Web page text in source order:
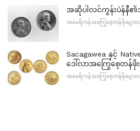
အဆိုပါလင်ကွန်းပဲန်နီ၏
အမေရိကန်အကြွေစေ့တန်ဖိုးများ
Sacagawea နှင့်
ဒေါ်လာအကြွေစေ့တန်ဖိုးမျ
အမေရိကန်အကြွေစေ့တန်ဖိုးများ